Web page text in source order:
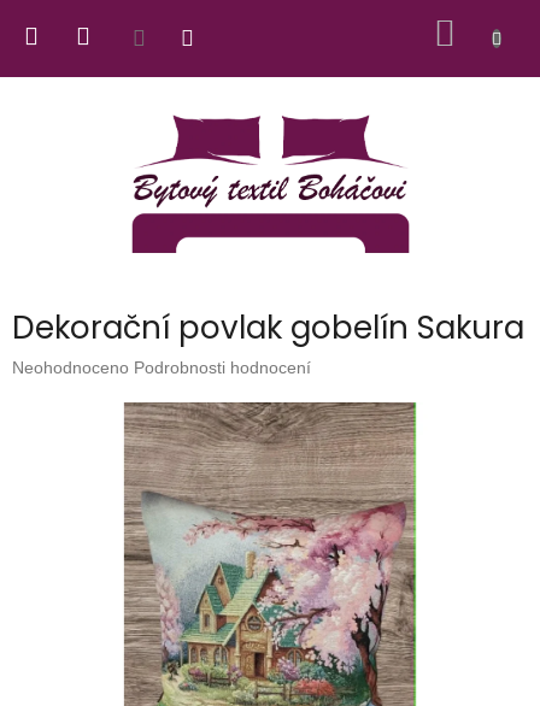
Dekorační povlak gobelín Sakura
Průměrné
Neohodnoceno Podrobnosti hodnocení